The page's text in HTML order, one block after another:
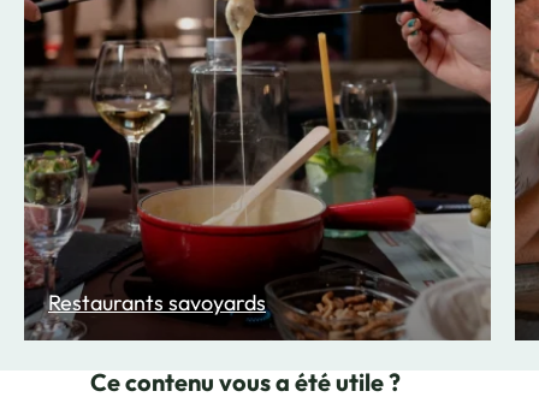
Restaurants savoyards
Ce contenu vous a été utile ?